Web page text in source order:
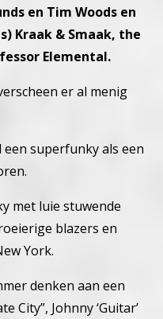
en Tim Woods en
Kraak & Smaak, the
Elemental.
er al menig
superfunky als een
met luie stuwende
blazers en
York.
denken aan een
City”, Johnny ‘Guitar’